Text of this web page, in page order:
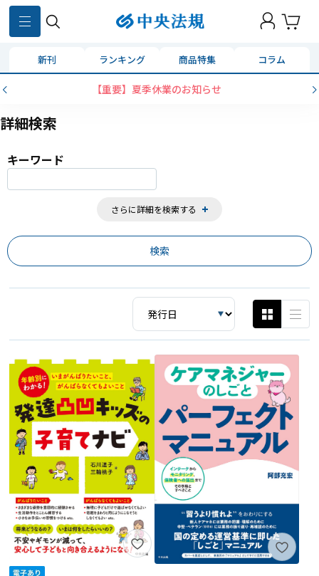
新刊 ランキング 商品特集 コラム
コンビニ決済に「セブンイレブン」を追加いたしました
詳細検索
キーワード
さらに詳細を検索する
859